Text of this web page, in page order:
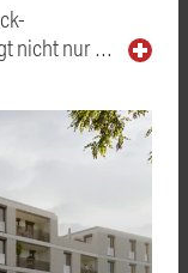
nicht nur …